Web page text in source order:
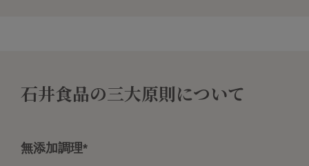
石井食品の三大原則について
無添加調理*